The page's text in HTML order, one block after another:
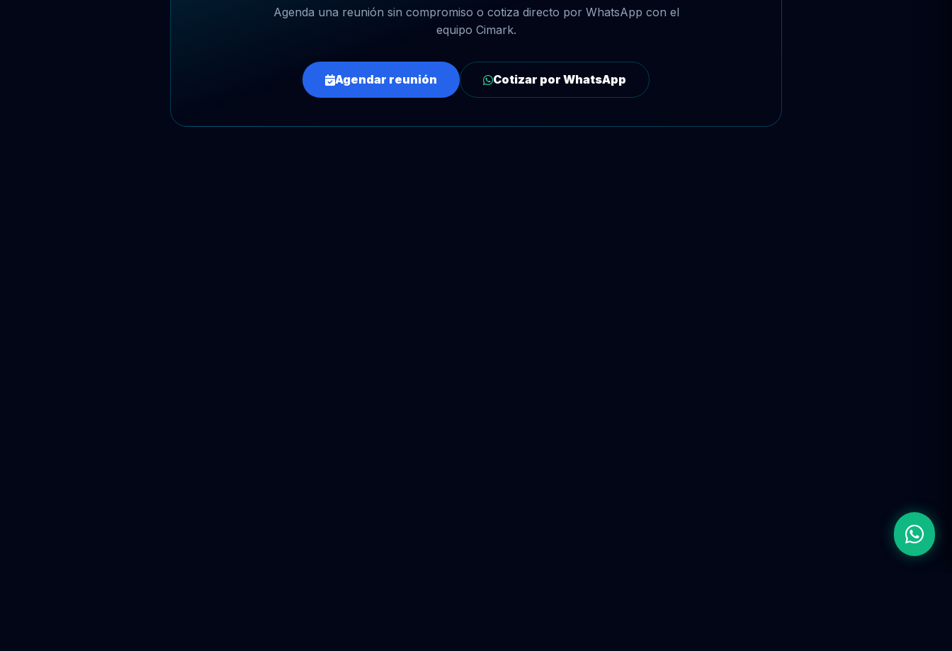
Agenda una reunión sin compromiso o cotiza directo por WhatsApp con el
equipo Cimark.
Agendar reunión Cotizar por WhatsApp